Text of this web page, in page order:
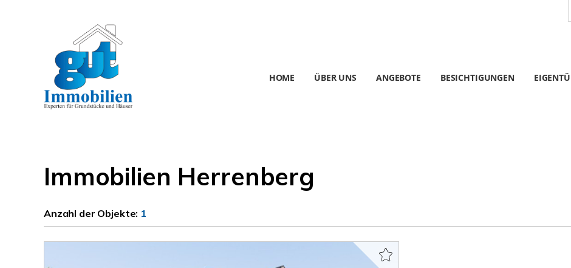
HOME ÜBER UNS ANGEBOTE BESICHTIGUNGEN
Immobilien Herrenberg
Anzahl der Objekte: 1